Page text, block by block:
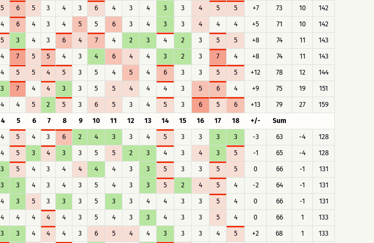
5 6 5 3 4 3 6 4 3 4 3 3 4 5 5 +7 73 10
142
4 6 4 3 4 5 5 6 3 4 3 3 4 4 4 +5 71 10
142
5 3 4 3 6 4 7 4 2 3 4 2 3 5 5 +8 74 11
143
4 7 5 5 4 3 4 6 4 4 3 2 3 7 4 +8 74 11
143
4 5 5 4 5 3 5 4 5 4 6 3 3 5 5 +12 78 12
144
3 7 4 4 3 3 5 5 4 4 4 3 5 6 4 +9 75 19
151
4 4 5 2 5 3 6 5 3 4 5 3 6 5 6 +13 79 27
159
4 5 6 7 8 9 10 11 12 13 14 15 16 17 18 +/-
Sum
4 5 4 3 6 2 4 3 3 4 5 3 3 3 3 -3 63 -4
128
4 5 3 4 3 3 5 5 2 3 4 3 4 3 5 -1 65 -4
128
3 5 4 3 4 4 4 4 3 3 5 3 3 5 5 0 66 -1
131
3 3 4 3 4 3 5 4 3 3 5 2 4 5 4 -2 64 -1
131
4 3 5 3 3 3 5 3 3 4 4 3 3 5 4 0 66 -1
131
4 4 4 4 4 3 5 4 3 3 4 3 3 5 4 0 66 1
133
3 3 4 4 4 3 6 5 4 4 3 3 3 4 5 +2 68 1
133